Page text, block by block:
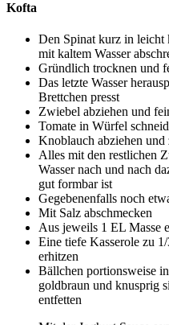
Kofta
Den Spinat kurz in leicht
mit kaltem Wasser
Gründlich trocknen und
Das letzte Wasser
Brettchen presst
Zwiebel abziehen und
Tomate in Würfel
Knoblauch abziehen und
Alles mit den restlichen
Wasser nach und nach
gut formbar ist
Gegebenenfalls noch
Mit Salz abschmecken
Aus jeweils 1 EL Masse
Eine tiefe Kasserole zu
erhitzen
Bällchen portionsweise
goldbraun und knusprig
entfetten